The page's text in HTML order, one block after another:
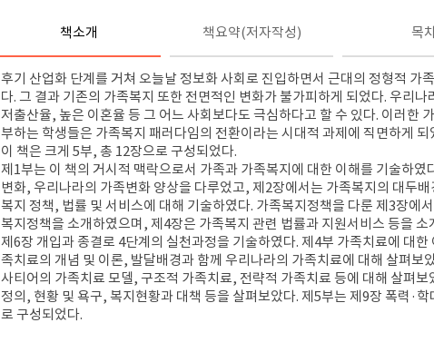
책소개 책요약(저자작성) 목
후기 산업화 단계를 거쳐 오늘날 정보화 사회로 진입하면서 근대의 정형적
다. 그 결과 기존의 가족복지 또한 전면적인 변화가 불가피하게 되었다. 우리나
저출산율, 높은 이혼율 등 그 어느 사회보다도 극심하다고 할 수 있다. 이러한
부하는 학생들은 가족복지 패러다임의 전환이라는 시대적 과제에 직면하게 되
이 책은 크게 5부, 총 12장으로 구성되었다.
제1부는 이 책의 거시적 맥락으로서 가족과 가족복지에 대한 이해를 기술하였
변화, 우리나라의 가족변화 양상을 다루었고, 제2장에서는 가족복지의 대두배
복지 정책, 법률 및 서비스에 대해 기술하였다. 가족복지정책을 다룬 제3장에
복지정책을 소개하였으며 , 제4장은 가족복지 관련 법률과 지원서비스 등을 소
제6장 개입과 종결로 4단계의 실천과정을 기술하였다. 제4부 가족치료에 대한
족치료의 개념 및 이론, 발달배경과 함께 우리나라의 가족치료에 대해 살펴보
사티어의 가족치료 모델, 구조적 가족치료, 전략적 가족치료 등에 대해 살펴보
정의, 현황 및 욕구, 복지현황과 대책 등을 살펴보았다. 제5부는 제9장 폭력 · 학
로 구성되었다.